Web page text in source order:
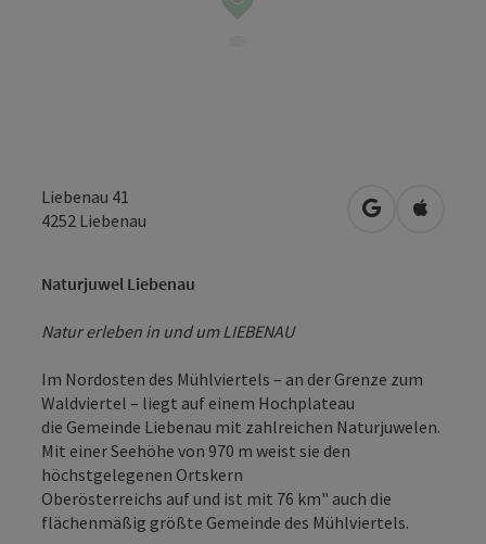
Liebenau 41
4252 Liebenau in Google
in
Naturjuwel Liebenau
Natur erleben in und um LIEBENAU
Im Nordosten des Mühlviertels – an der Grenze zum
Waldviertel – liegt auf einem Hochplateau
die Gemeinde Liebenau mit zahlreichen Naturjuwelen.
Mit einer Seehöhe von 970 m weist sie den
höchstgelegenen Ortskern
Oberösterreichs auf und ist mit 76 km" auch die
flächenmäßig größte Gemeinde des Mühlviertels.